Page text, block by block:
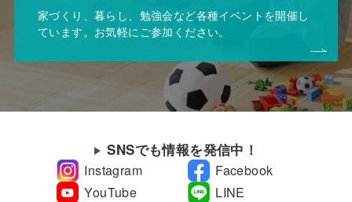
家づくり、暮らし、勉強会など各種イベントを開催し
ています。お気軽にご参加ください。
SNSでも情報を発信中！
Instagram
Facebook
YouTube
LINE